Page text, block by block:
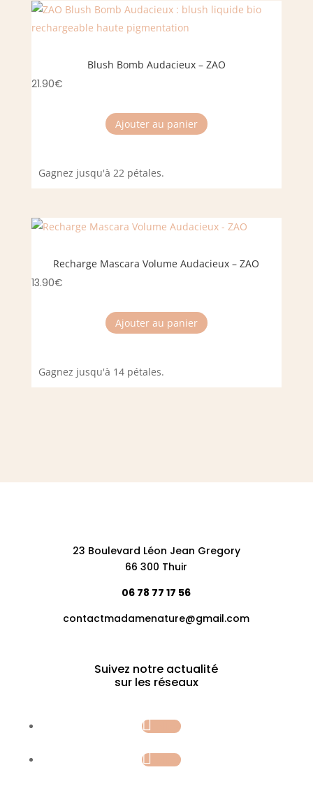
Blush Bomb Audacieux – ZAO
21.90€
Ajouter au panier
Gagnez jusqu'à 22 pétales.
Recharge Mascara Volume Audacieux – ZAO
13.90€
Ajouter au panier
Gagnez jusqu'à 14 pétales.
23 Boulevard Léon Jean Gregory
66 300 Thuir
06 78 77 17 56
contactmadamenature@gmail.com
Suivez notre actualité
sur les réseaux
Follow
Follow